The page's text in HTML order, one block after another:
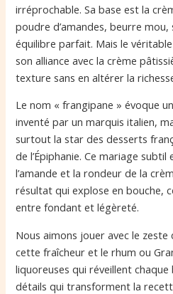
irréprochable. Sa base est la
poudre d’amandes, beurre
équilibre parfait. Mais le
son alliance avec la crème
texture sans en altérer la
Le nom « frangipane » évoque
inventé par un marquis italien,
surtout la star des desserts
de l’Épiphanie. Ce mariage
l’amande et la rondeur de la
résultat qui explose en bouche,
entre fondant et légèreté.
Nous aimons jouer avec le
cette fraîcheur et le rhum ou
liquoreuses qui réveillent chaque
détails qui transforment la